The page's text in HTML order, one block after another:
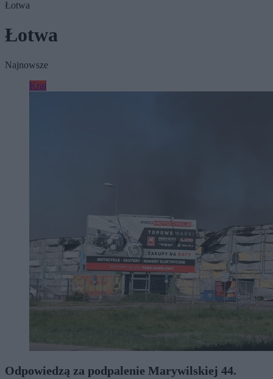
Łotwa
Łotwa
Najnowsze
Kraj
Odpowiedzą za podpalenie Marywilskiej 44.